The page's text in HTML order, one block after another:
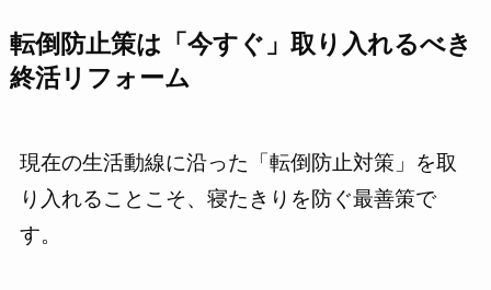
転倒防止策は「今すぐ」取り入れるべき
終活リフォーム
現在の生活動線に沿った「転倒防止対策」を取
り入れることこそ、寝たきりを防ぐ最善策で
す。